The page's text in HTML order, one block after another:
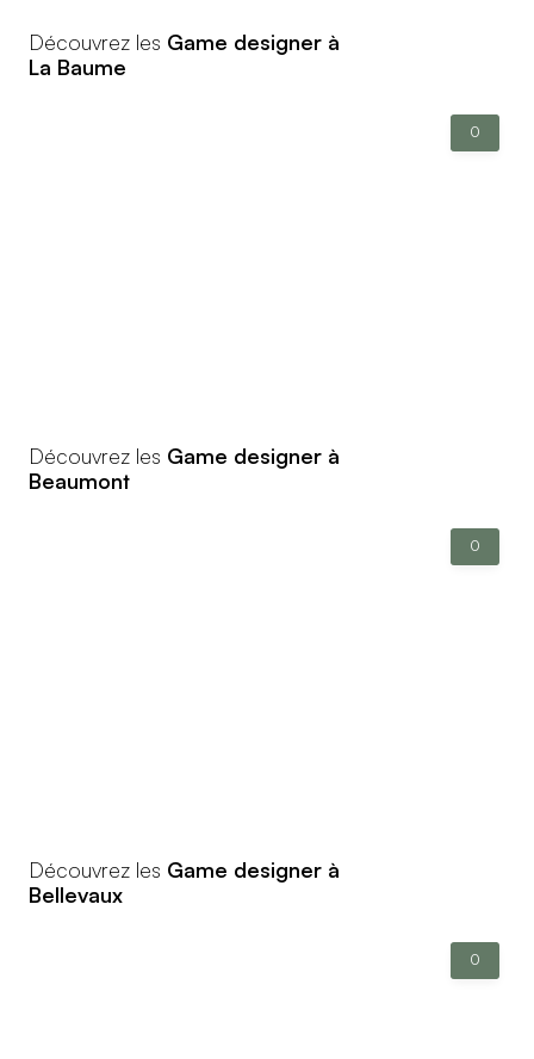
Découvrez les Game designer à
La Baume
0
Découvrez les Game designer à
Beaumont
0
Découvrez les Game designer à
Bellevaux
0